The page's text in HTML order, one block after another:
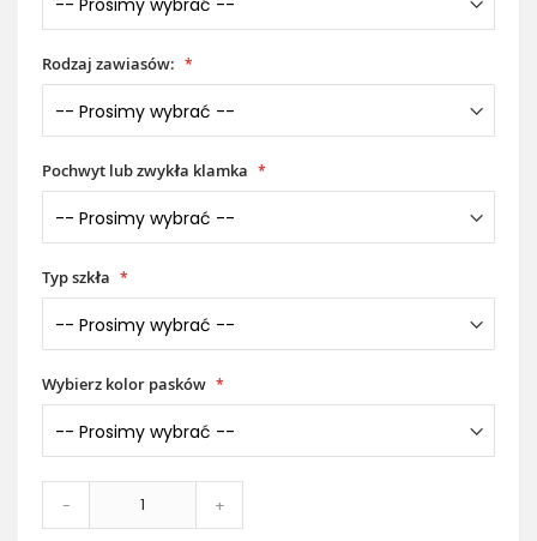
Rodzaj zawiasów:
Pochwyt lub zwykła klamka
Typ szkła
Wybierz kolor pasków
- +